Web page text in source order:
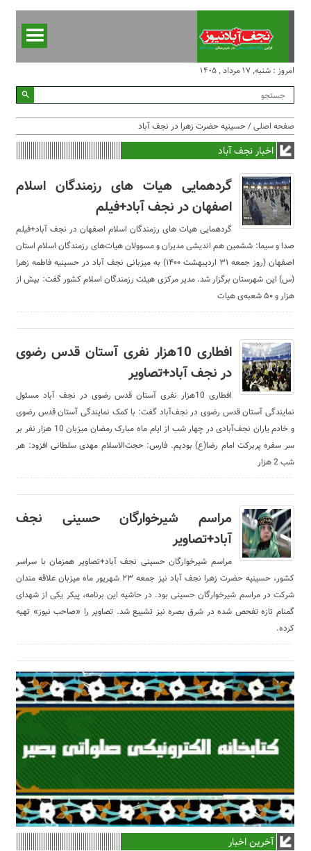
امروز : شنبه, ۱۷ مرداد , ۱۴۰۵
صفحه اصلی/ حسینیه حضرت زهرا در نجف آباد
اخبار نجف آباد
گردهمایی هیات های رزمندگان اسلام
اصفهان در نجف آباد+فیلم
گردهمایی هیات های رزمندگان اسلام اصفهان در نجف آباد+فیلم
صدا و سیما: ششمین هم اندیشی مدیران و مسوولان هیات‌های رزمندگان اسلام استان
اصفهان (روز جمعه ۳۱ اردیبهشت ۱۴۰۰) به میزبانی نجف آباد در حسینیه فاطمه زهرا
(س) این شهرستان برگزار شد. مدیر مرکزی هیئت رزمندگان اسلام کشور گفت: بیش از
هزار و ۵۰ شعبه‌ی هیات
افطاری 10هزار نفری آستان قدس رضوی
در نجف‌ آباد+تصاویر
افطاری 10هزار نفری آستان قدس رضوی در نجف‌ آباد مسئول
نمایندگی آستان قدس رضوی در نجف‌آباد گفت: با کمک نمایندگی آستان قدس رضوی
و خادم یاران نجف‌آبادی در چهار شب از ایام ماه مبارک رمضان میزبان 10 هزار نفر بر
سر سفره پربرکت امام رضا(ع) بودیم. فارس: حجت‌الاسلام مهدی سلطانی افزود: هر
شب 2 هزار
مراسم شیرخوارگان حسینی نجف
آباد+تصاویر
مراسم شیرخوارگان حسینی نجف آباد+تصاویر همزمان با سراسر
کشور، حسینیه حضرت زهرا نجف آباد نیز جمعه ۲۳ شهریور ماه میزبان علاقه مندان
شرکت در مراسم شیرخوارگان حسینی بود. در حاشیه این برنامه، پیکر یکی از شهدای
گمنام تازه تفحص شده در شرق بصره نیز تشییع شد. تصاویر را «صاحب نیوز» تهیه
کرده.
آخرین اخبار